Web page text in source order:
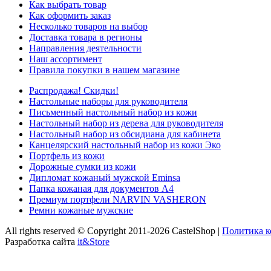
Как выбрать товар
Как оформить заказ
Несколько товаров на выбор
Доставка товара в регионы
Направления деятельности
Наш ассортимент
Правила покупки в нашем магазине
Распродажа! Скидки!
Настольные наборы для руководителя
Письменный настольный набор из кожи
Настольный набор из дерева для руководителя
Настольный набор из обсидиана для кабинета
Канцелярский настольный набор из кожи Эко
Портфель из кожи
Дорожные сумки из кожи
Дипломат кожаный мужской Eminsa
Папка кожаная для документов А4
Премиум портфели NARVIN VASHERON
Ремни кожаные мужские
All rights reserved © Copyright 2011-2026 CastelShop | Политика
Разработка сайта it&Store